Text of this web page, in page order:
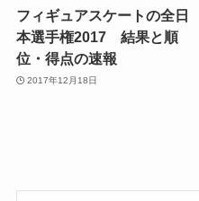
フィギュアスケートの全日
本選手権2017 結果と順
位・得点の速報
2017年12月18日